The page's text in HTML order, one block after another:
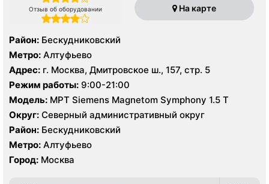
Отзыв об оборудовании На карте
Район: Бескудниковский
Метро: Алтуфьево
Адрес: г. Москва, Дмитровское ш., 157, стр. 5
Режим работы: 9:00-21:00
Модель:
МРТ Siemens Magnetom Symphony 1.5 Т
Округ: Северный административный округ
Район: Бескудниковский
Метро: Алтуфьево
Город: Москва